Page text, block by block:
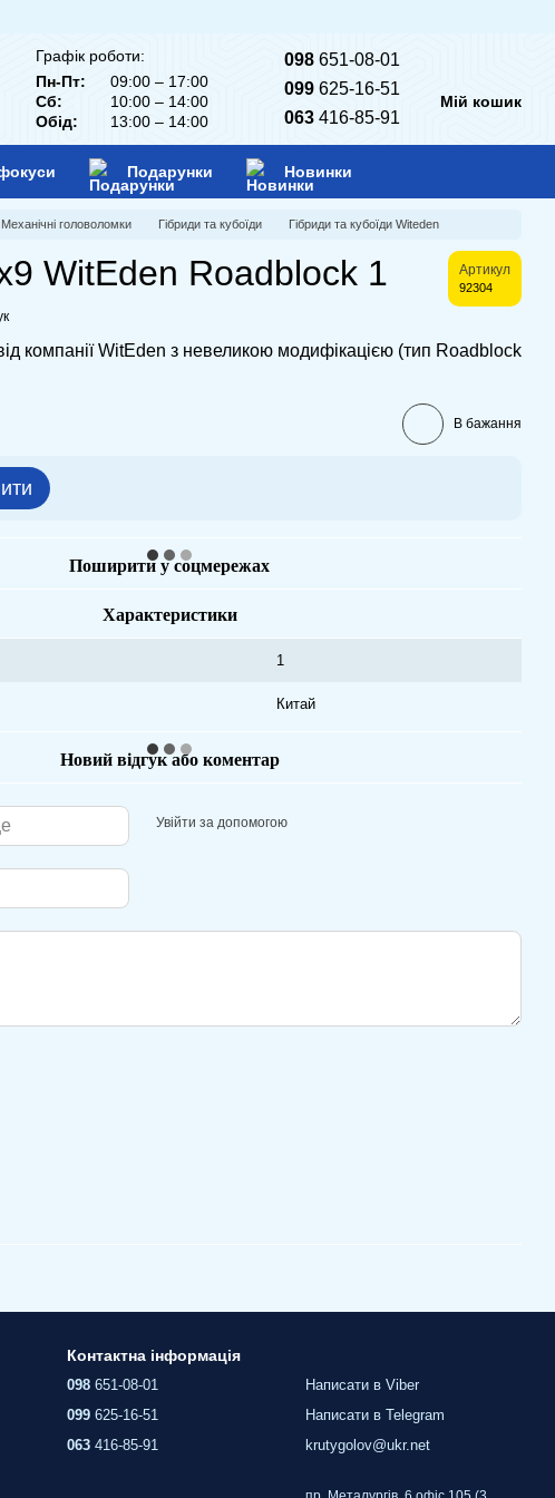
Графік роботи:
Пн-Пт:
09:00 – 17:00
Сб:
10:00 – 14:00
Обід:
13:00 – 14:00
098 651-08-01
099 625-16-51
063 416-85-91
Мій кошик
Подарунки Новинки
Механічні головоломки Гібриди та кубоїди Гібриди та кубоїди Witeden
WitEden Roadblock 1 Артикул
92304
компанії WitEden з невеликою модифікацією (тип Roadblock
В бажання
Поширити у соцмережах
Характеристики
1
Китай
Новий відгук або коментар
Увійти за допомогою
Контактна інформація
098 651-08-01
099 625-16-51
063 416-85-91
Написати в Viber
Написати в Telegram
krutygolov@ukr.net